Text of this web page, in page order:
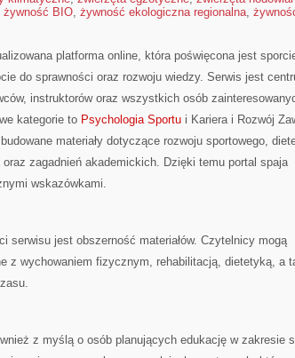
żywność BIO, żywność ekologiczna regionalna,
platforma online, która poświęcona jest
do sprawności oraz rozwoju wiedzy. Serwis jest
instruktorów oraz wszystkich osób
kategorie to Psychologia Sportu i Kariera i Rozwój
materiały dotyczące rozwoju sportowego,
zagadnień akademickich. Dzięki temu portal spaja
wskazówkami.
serwisu jest obszerność materiałów. Czytelnicy mogą
z wychowaniem fizycznym, rehabilitacją, dietetyką, a
z myślą o osób planujących edukację w zakresie